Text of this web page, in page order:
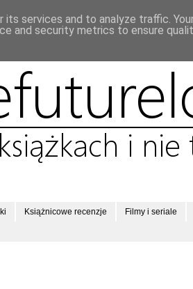
Książnicowe recenzje Filmy i seriale
services and to analyze traffic.
and security metrics to ensure